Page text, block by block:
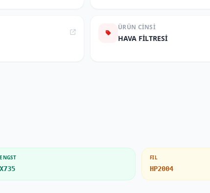
ÜRÜN CINSI
HAVA FİLTRESİ
FIL
HP2004